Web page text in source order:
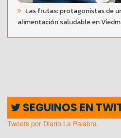
Las frutas: protagonistas de
alimentación saludable en
SEGUINOS EN
Tweets por Diario La Palabra